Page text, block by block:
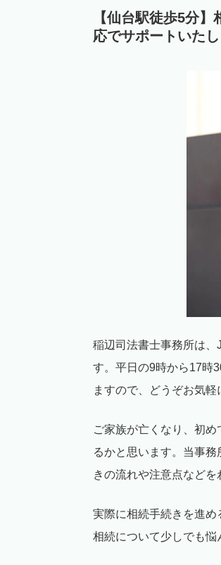
【仙台駅徒歩5分
応でサポートいた
稲辺司法書士事務所は、
す。平日の9時から17時
ますので、どうぞお気軽
ご家族が亡くなり、初
るかと思います。当事
きの流れや注意点などを
実際に相続手続きを進
相続について少しでも悩